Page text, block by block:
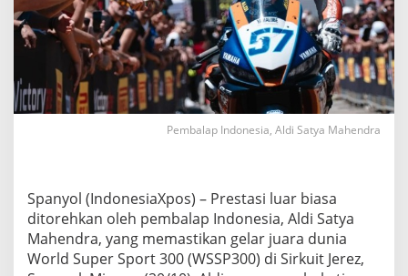
e
m
b
a
l
p
e
s
i
a
P
Pembalap Indonesia, Aldi Satya Mahendra
Spanyol (IndonesiaXpos) – Prestasi luar biasa
ditorehkan oleh pembalap Indonesia, Aldi Satya
Mahendra, yang memastikan gelar juara dunia
World Super Sport 300 (WSSP300) di Sirkuit Jerez,